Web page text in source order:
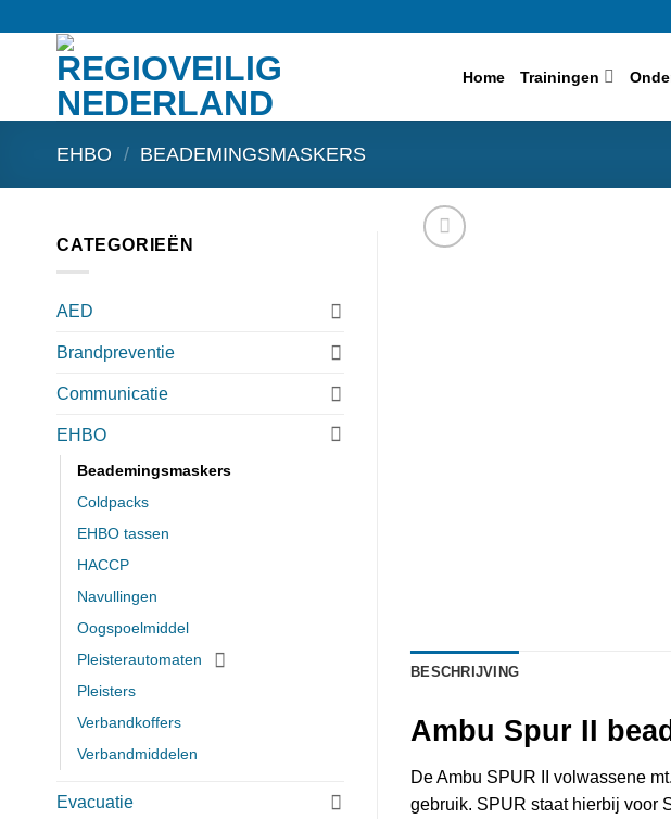
Home Trainingen
EHBO / BEADEMINGSMASKERS
CATEGORIEËN
AED
Brandpreventie
Communicatie
EHBO
Beademingsmaskers
Coldpacks
EHBO tassen
HACCP
Navullingen
Oogspoelmiddel
Pleisterautomaten
Pleisters
Verbandkoffers
Verbandmiddelen
Evacuatie
BESCHRIJVING
Ambu Spur II
De Ambu SPUR II volwassene
gebruik. SPUR staat hierbij voor